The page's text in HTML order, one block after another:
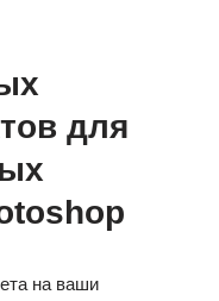
для
на ваши